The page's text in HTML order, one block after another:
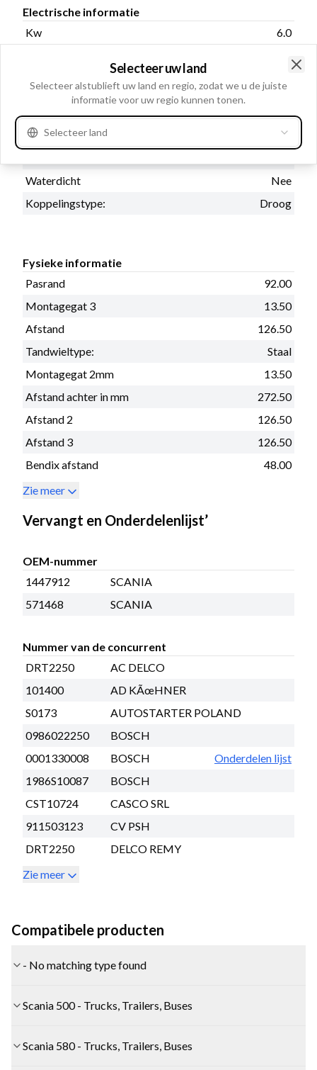
Electrische informatie
Kw
6.0
Cataloog informatie
Oliedicht:
Nee
Waterdicht
Nee
Koppelingstype:
Droog
Fysieke informatie
Pasrand
92.00
Montagegat 3
13.50
Afstand
126.50
Tandwieltype:
Staal
Montagegat 2mm
13.50
Afstand achter in mm
272.50
Afstand 2
126.50
Afstand 3
126.50
Bendix afstand
48.00
Zie meer
Vervangt en Onderdelenlijst’
OEM-nummer
1447912
SCANIA
571468
SCANIA
Nummer van de concurrent
DRT2250
AC DELCO
101400
AD KÃœHNER
S0173
AUTOSTARTER POLAND
0986022250
BOSCH
0001330008
BOSCH
Onderdelen lijst
1986S10087
BOSCH
CST10724
CASCO SRL
911503123
CV PSH
DRT2250
DELCO REMY
Zie meer
Compatibele producten
- No matching type found
Scania 500 - Trucks, Trailers, Buses
Scania 580 - Trucks, Trailers, Buses
Selecteer uw land
Selecteer alstublieft uw land en regio, zodat we u de juiste
informatie voor uw regio kunnen tonen.
Selecteer land